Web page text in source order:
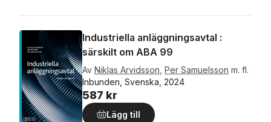
Industriella anläggningsavtal :
särskilt om ABA 99
Av Niklas Arvidsson Per Samuelsson m. fl.
Inbunden, Svenska, 2024
587 kr
Lägg till